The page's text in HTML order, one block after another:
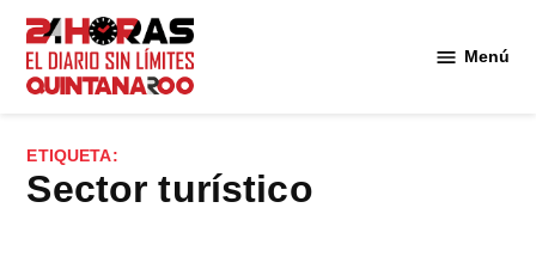
Saltar
contenido
Menú
ETIQUETA:
Sector turístico